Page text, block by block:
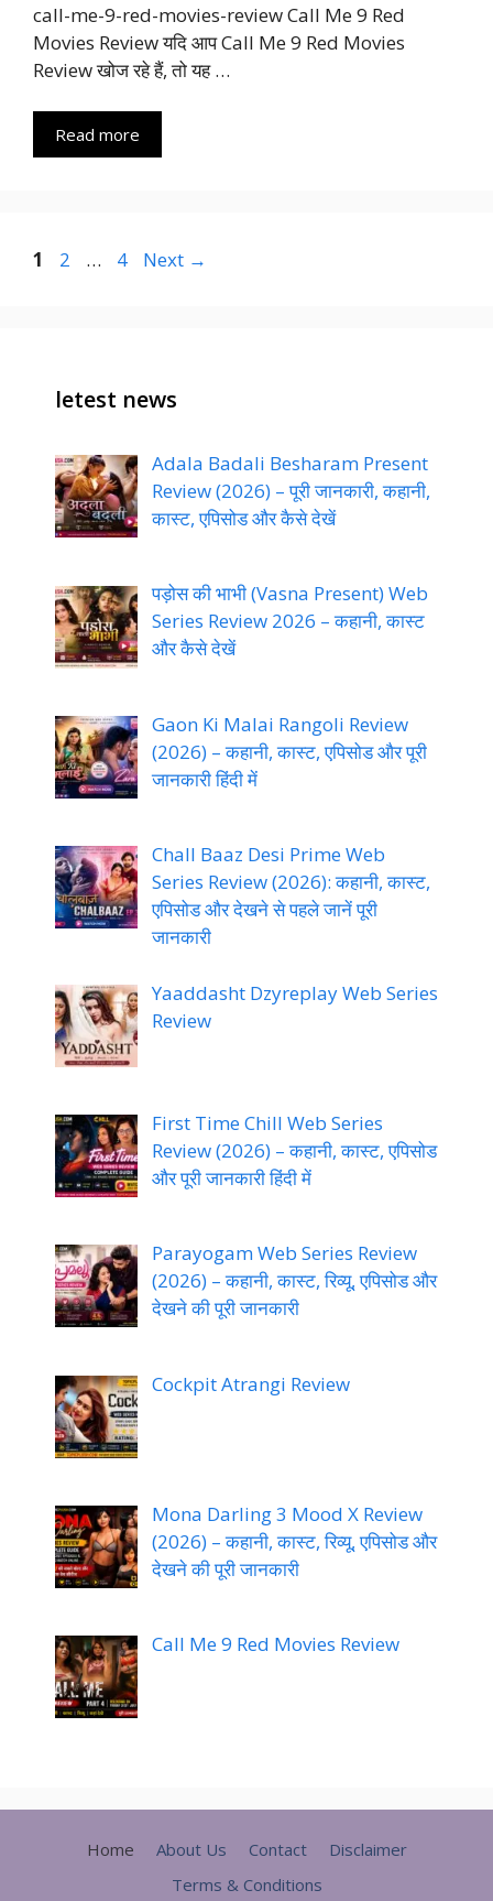
call-me-9-red-movies-review Call Me 9 Red
Movies Review यदि आप Call Me 9 Red Movies
Review खोज रहे हैं, तो यह …
Read more
Page
1 Page
2 … Page
4 Next →
letest news
Adala Badali Besharam Present
Review (2026) – पूरी जानकारी, कहानी,
कास्ट, एपिसोड और कैसे देखें
पड़ोस की भाभी (Vasna Present) Web
Series Review 2026 – कहानी, कास्ट
और कैसे देखें
Gaon Ki Malai Rangoli Review
(2026) – कहानी, कास्ट, एपिसोड और पूरी
जानकारी हिंदी में
Chall Baaz Desi Prime Web
Series Review (2026): कहानी, कास्ट,
एपिसोड और देखने से पहले जानें पूरी
जानकारी
Yaaddasht Dzyreplay Web Series
Review
First Time Chill Web Series
Review (2026) – कहानी, कास्ट, एपिसोड
और पूरी जानकारी हिंदी में
Parayogam Web Series Review
(2026) – कहानी, कास्ट, रिव्यू, एपिसोड और
देखने की पूरी जानकारी
Cockpit Atrangi Review
Mona Darling 3 Mood X Review
(2026) – कहानी, कास्ट, रिव्यू, एपिसोड और
देखने की पूरी जानकारी
Call Me 9 Red Movies Review
Home About Us Contact
Disclaimer
Terms & Conditions